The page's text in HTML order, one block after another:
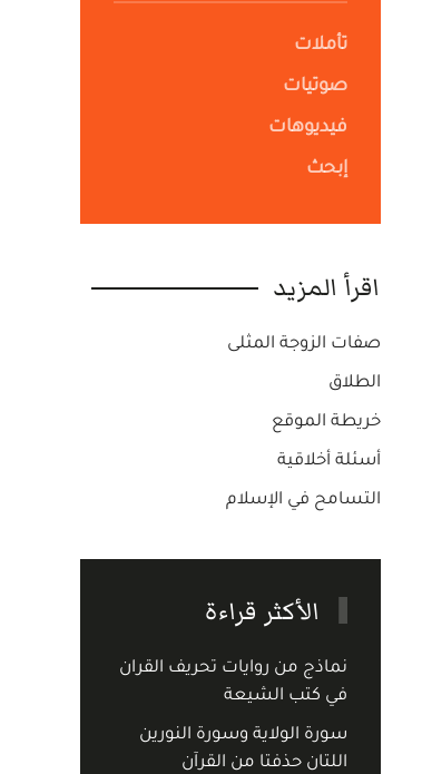
تأملات
صوتيات
فيديوهات
إبحث
اقرأ المزيد
صفات الزوجة المثلى
الطلاق
خريطة الموقع
أسئلة أخلاقية
التسامح في الإسلام
الأكثر قراءة
نماذج من روايات تحريف القران
في كتب الشيعة
سورة الولاية وسورة النورين
اللتان حذفتا من القرآن